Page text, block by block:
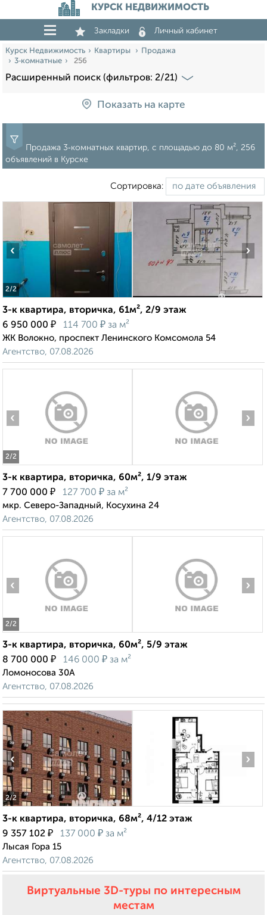
КУРСК НЕДВИЖИМОСТЬ
Закладки Личный кабинет
Курск Недвижимость Квартиры
Продажа
3‑комнатные
256
Расширенный поиск (фильтров: 2/21)
Показать на карте
Продажа 3‑комнатных квартир, c площадью до 80 м², 256
объявлений в Курске
Сортировка:
2/2
‹ ›
3-к квартира, вторичка, 61м², 2/9 этаж
6 950 000 ₽ 114 700 ₽ за м²
ЖК Волокно, проспект Ленинского Комсомола 54
Агентство, 07.08.2026
2/2
‹ ›
3-к квартира, вторичка, 60м², 1/9 этаж
7 700 000 ₽ 127 700 ₽ за м²
мкр. Северо-Западный, Косухина 24
Агентство, 07.08.2026
2/2
‹ ›
3-к квартира, вторичка, 60м², 5/9 этаж
8 700 000 ₽ 146 000 ₽ за м²
Ломоносова 30А
Агентство, 07.08.2026
2/2
‹ ›
3-к квартира, вторичка, 68м², 4/12 этаж
9 357 102 ₽ 137 000 ₽ за м²
Лысая Гора 15
Агентство, 07.08.2026
Виртуальные 3D-туры по интересным
местам